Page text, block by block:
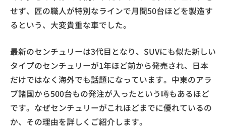
せず、匠の職人が特別なラインで月間50台ほどを製造す
るという、大変貴重な車でした。
最新のセンチュリーは3代目となり、SUVにも似た新しい
タイプのセンチュリーが1年ほど前から発売され、日本
だけではなく海外でも話題になっています。中東のアラ
ブ諸国から500台もの発注が入ったという噂もあるほど
です。なぜセンチュリーがこれほどまでに優れているの
か、その理由を詳しくご紹介します。